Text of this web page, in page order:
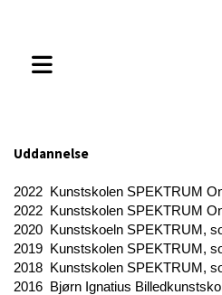
Uddannelse
2022 Kunstskolen SPEKTRUM
2022 Kunstskolen SPEKTRUM
2020 Kunstskoeln SPEKTRUM,
2019 Kunstskolen SPEKTRUM,
2018 Kunstskolen SPEKTRUM,
2016 Bjørn Ignatius